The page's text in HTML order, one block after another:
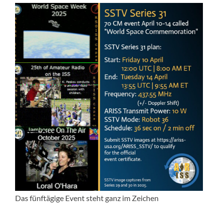
Das fünftägige Event steht ganz im Zeichen